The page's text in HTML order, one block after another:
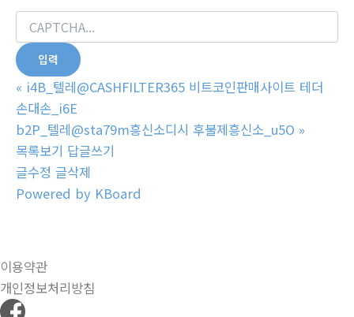
« i4B_텔레@CASHFILTER365 비트코인판매사이트 테더
손대손_i6E
b2P_텔레@sta79m흥신소디시 후불제흥신소_u5O »
목록보기 답글쓰기
글수정 글삭제
Powered by KBoard
이용약관
개인정보처리방침